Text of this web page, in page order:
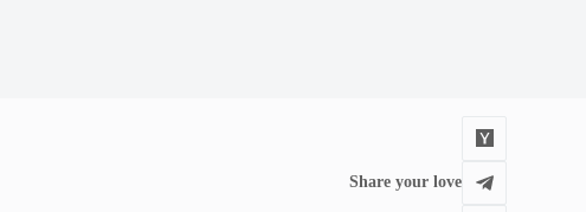
Share your love